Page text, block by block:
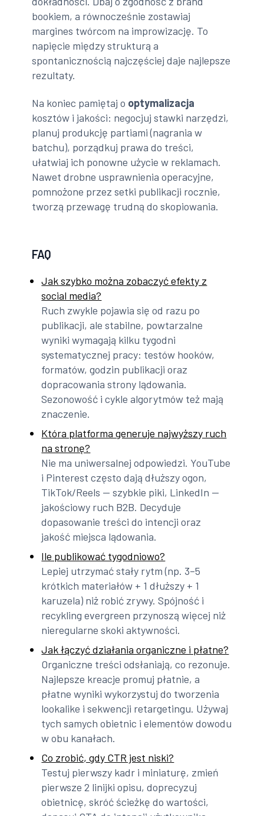
bookiem, a równocześnie zostawiaj
margines twórcom na improwizację. To
napięcie między strukturą a
spontanicznością najczęściej daje najlepsze
rezultaty.
Na koniec pamiętaj o optymalizacja
kosztów i jakości: negocjuj stawki narzędzi,
planuj produkcję partiami (nagrania w
batchu), porządkuj prawa do treści,
ułatwiaj ich ponowne użycie w reklamach.
Nawet drobne usprawnienia operacyjne,
pomnożone przez setki publikacji rocznie,
tworzą przewagę trudną do skopiowania.
FAQ
Jak szybko można zobaczyć efekty z
social media?
Ruch zwykle pojawia się od razu po
publikacji, ale stabilne, powtarzalne
wyniki wymagają kilku tygodni
systematycznej pracy: testów hooków,
formatów, godzin publikacji oraz
dopracowania strony lądowania.
Sezonowość i cykle algorytmów też mają
znaczenie.
Która platforma generuje najwyższy ruch
na stronę?
Nie ma uniwersalnej odpowiedzi. YouTube
i Pinterest często dają dłuższy ogon,
TikTok/Reels — szybkie piki, LinkedIn —
jakościowy ruch B2B. Decyduje
dopasowanie treści do intencji oraz
jakość miejsca lądowania.
Ile publikować tygodniowo?
Lepiej utrzymać stały rytm (np. 3–5
krótkich materiałów + 1 dłuższy + 1
karuzela) niż robić zrywy. Spójność i
recykling evergreen przynoszą więcej niż
nieregularne skoki aktywności.
Jak łączyć działania organiczne i płatne?
Organiczne treści odsłaniają, co rezonuje.
Najlepsze kreacje promuj płatnie, a
płatne wyniki wykorzystuj do tworzenia
lookalike i sekwencji retargetingu. Używaj
tych samych obietnic i elementów dowodu
w obu kanałach.
Co zrobić, gdy CTR jest niski?
Testuj pierwszy kadr i miniaturę, zmień
pierwsze 2 linijki opisu, doprecyzuj
obietnicę, skróć ścieżkę do wartości,